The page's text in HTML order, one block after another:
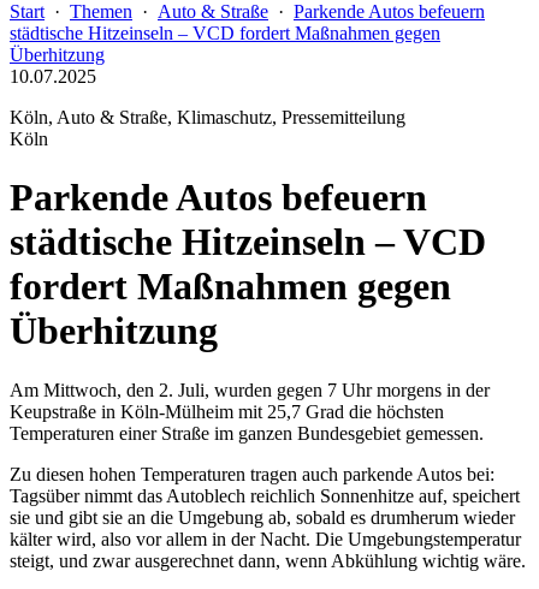
Start · Themen · Auto & Straße · Parkende Autos befeuern
städtische Hitzeinseln – VCD fordert Maßnahmen gegen
Überhitzung
10.07.2025
Köln, Auto & Straße, Klimaschutz, Pressemitteilung
Köln
Parkende Autos befeuern
städtische Hitzeinseln – VCD
fordert Maßnahmen gegen
Überhitzung
Am Mittwoch, den 2. Juli, wurden gegen 7 Uhr morgens in der
Keupstraße in Köln-Mülheim mit 25,7 Grad die höchsten
Temperaturen einer Straße im ganzen Bundesgebiet gemessen.
Zu diesen hohen Temperaturen tragen auch parkende Autos bei:
Tagsüber nimmt das Autoblech reichlich Sonnenhitze auf, speichert
sie und gibt sie an die Umgebung ab, sobald es drumherum wieder
kälter wird, also vor allem in der Nacht. Die Umgebungstemperatur
steigt, und zwar ausgerechnet dann, wenn Abkühlung wichtig wäre.